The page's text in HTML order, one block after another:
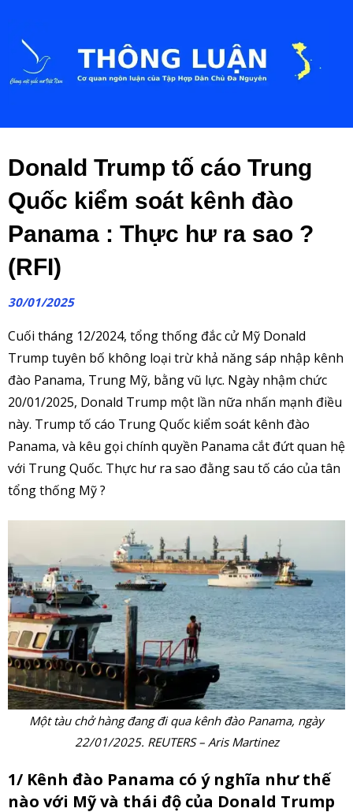
Donald Trump tố cáo Trung
Quốc kiểm soát kênh đào
Panama : Thực hư ra sao ?
(RFI)
30/01/2025
Cuối tháng 12/2024, tổng thống đắc cử Mỹ Donald
Trump tuyên bố không loại trừ khả năng sáp nhập kênh
đào Panama, Trung Mỹ, bằng vũ lực. Ngày nhậm chức
20/01/2025, Donald Trump một lần nữa nhấn mạnh điều
này. Trump tố cáo Trung Quốc kiểm soát kênh đào
Panama, và kêu gọi chính quyền Panama cắt đứt quan hệ
với Trung Quốc. Thực hư ra sao đằng sau tố cáo của tân
tổng thống Mỹ ?
Một tàu chở hàng đang đi qua kênh đào Panama, ngày
22/01/2025. REUTERS – Aris Martinez
1/ Kênh đào Panama có ý nghĩa như thế
nào với Mỹ và thái độ của Donald Trump